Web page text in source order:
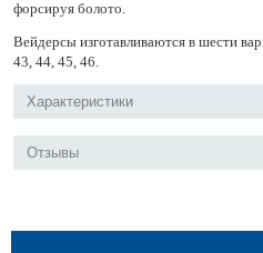
форсируя болото.
Вейдерсы изготавливаются в шести
43, 44, 45, 46.
Характеристики
Отзывы